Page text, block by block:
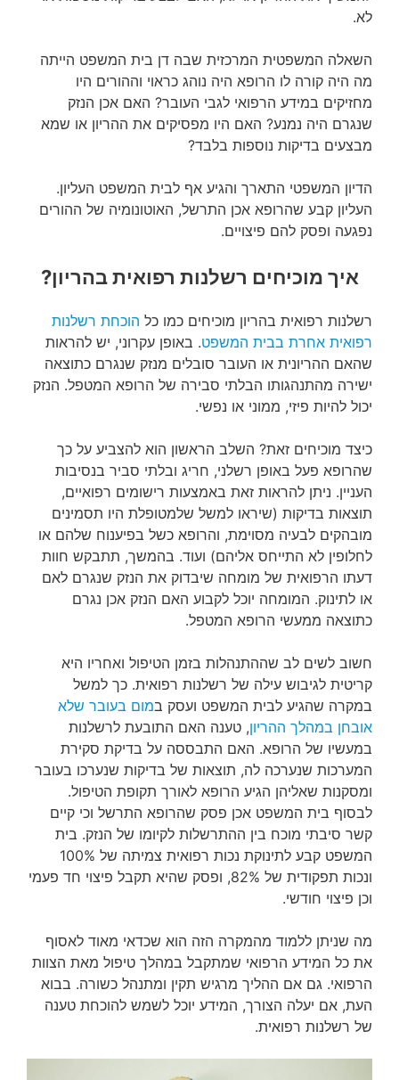
לא.
השאלה המשפטית המרכזית שבה דן בית המשפט הייתה
מה היה קורה לו הרופא היה נוהג כראוי וההורים היו
מחזיקים במידע הרפואי לגבי העובר? האם אכן הנזק
שנגרם היה נמנע? האם היו מפסיקים את ההריון או שמא
מבצעים בדיקות נוספות בלבד?
הדיון המשפטי התארך והגיע אף לבית המשפט העליון.
העליון קבע שהרופא אכן התרשל, האוטונומיה של ההורים
נפגעה ופסק להם פיצויים.
איך מוכיחים רשלנות רפואית בהריון?
רשלנות רפואית בהריון מוכיחים כמו כל הוכחת רשלנות
רפואית אחרת בבית המשפט. באופן עקרוני, יש להראות
שהאם ההריונית או העובר סובלים מנזק שנגרם כתוצאה
ישירה מהתנהגותו הבלתי סבירה של הרופא המטפל. הנזק
יכול להיות פיזי, ממוני או נפשי.
כיצד מוכיחים זאת? השלב הראשון הוא להצביע על כך
שהרופא פעל באופן רשלני, חריג ובלתי סביר בנסיבות
העניין. ניתן להראות זאת באמצעות רישומים רפואיים,
תוצאות בדיקות (שיראו למשל שלמטופלת היו תסמינים
מובהקים לבעיה מסוימת, והרופא כשל בפיענוח שלהם או
לחלופין לא התייחס אליהם) ועוד. בהמשך, תתבקש חוות
דעתו הרפואית של מומחה שיבדוק את הנזק שנגרם לאם
או לתינוק. המומחה יוכל לקבוע האם הנזק אכן נגרם
כתוצאה ממעשי הרופא המטפל.
חשוב לשים לב שההתנהלות בזמן הטיפול ואחריו היא
קריטית לגיבוש עילה של רשלנות רפואית. כך למשל
במקרה שהגיע לבית המשפט ועסק במום בעובר שלא
אובחן במהלך ההריון, טענה האם התובעת לרשלנות
במעשיו של הרופא. האם התבססה על בדיקת סקירת
המערכות שנערכה לה, תוצאות של בדיקות שנערכו בעובר
ומסקנות שאליהן הגיע הרופא לאורך תקופת הטיפול.
לבסוף בית המשפט אכן פסק שהרופא התרשל וכי קיים
קשר סיבתי מוכח בין ההתרשלות לקיומו של הנזק. בית
המשפט קבע לתינוקת נכות רפואית צמיתה של 100%
ונכות תפקודית של 82%, ופסק שהיא תקבל פיצוי חד פעמי
וכן פיצוי חודשי.
מה שניתן ללמוד מהמקרה הזה הוא שכדאי מאוד לאסוף
את כל המידע הרפואי שמתקבל במהלך טיפול מאת הצוות
הרפואי. גם אם ההליך מרגיש תקין ומתנהל כשורה. בבוא
העת, אם יעלה הצורך, המידע יוכל לשמש להוכחת טענה
של רשלנות רפואית.